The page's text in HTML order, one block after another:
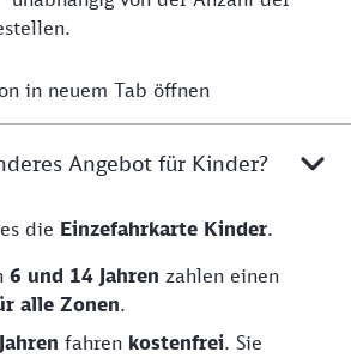
in neuem Tab öffnen
Angebot für Kinder?
die Einzefahrkarte Kinder.
6 und 14 Jahren zahlen einen
alle Zonen.
fahren kostenfrei. Sie